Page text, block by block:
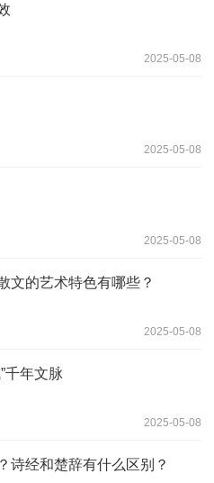
2025-05-08
2025-05-08
2025-05-08
文的艺术特色有哪些？
2025-05-08
千年文脉
2025-05-08
诗经和楚辞有什么区别？